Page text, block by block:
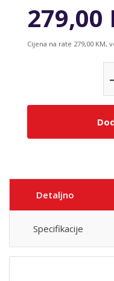
279,00
Cijena na rate 279,00 KM,
Detaljno
Specifikacije